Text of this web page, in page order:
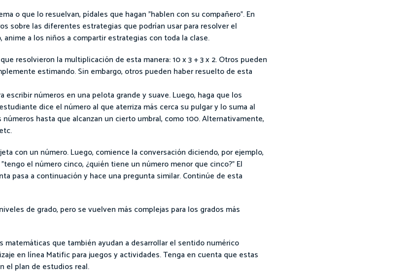
o que lo resuelvan, pídales que hagan "hablen con su compañero". En
sobre las diferentes estrategias que podrían usar para resolver el
a los niños a compartir estrategias con toda la clase.
resolvieron la multiplicación de esta manera: 10 x 3 + 3 x 2. Otros pueden
estimando. Sin embargo, otros pueden haber resuelto de esta
números en una pelota grande y suave. Luego, haga que los
dice el número al que aterriza más cerca su pulgar y lo suma al
hasta que alcanzan un cierto umbral, como 100. Alternativamente,
con un número. Luego, comience la conversación diciendo, por ejemplo,
el número cinco, ¿quién tiene un número menor que cinco?" El
pasa a continuación y hace una pregunta similar. Continúe de esta
de grado, pero se vuelven más complejas para los grados más
que también ayudan a desarrollar el sentido numérico
en línea Matific para juegos y actividades. Tenga en cuenta que estas
el plan de estudios real.